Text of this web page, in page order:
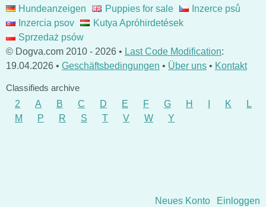
Hundeanzeigen
Puppies for sale
Inzerce psů
Inzercia psov
Kutya Apróhirdetések
Sprzedaż psów
© Dogva.com 2010 - 2026 • Last Code Modification:
19.04.2026 • Geschäftsbedingungen • Über uns • Kontakt
Classifieds archive
2
A B C D E F G H K
L
M
P R S T V W Y
Direkt zum Inhalt wechseln
Neues Konto Einloggen